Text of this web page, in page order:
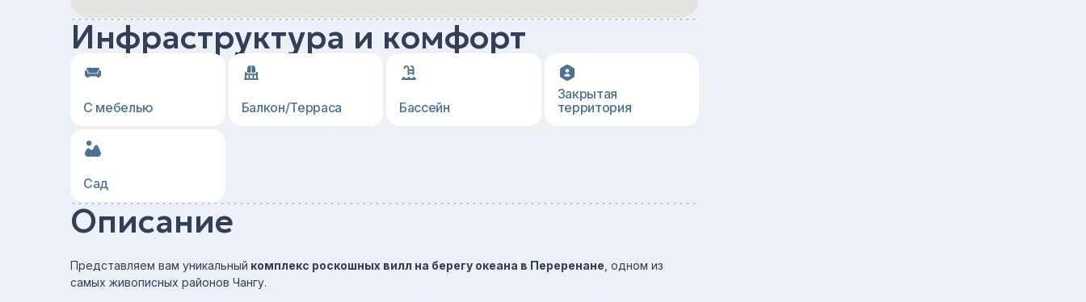
Инфраструктура и комфорт
С мебелью Балкон/Терраса Бассейн
Закрытая
территория
Сад
Описание
Представляем вам уникальный комплекс роскошных вилл на берегу океана в Переренане , одном из
самых живописных районов Чангу.